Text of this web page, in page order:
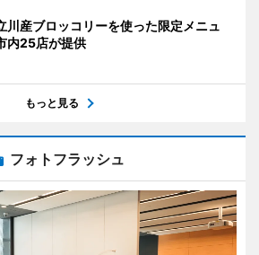
川産ブロッコリーを使った限定メニュ
25店が提供
もっと見る
フォトフラッシュ